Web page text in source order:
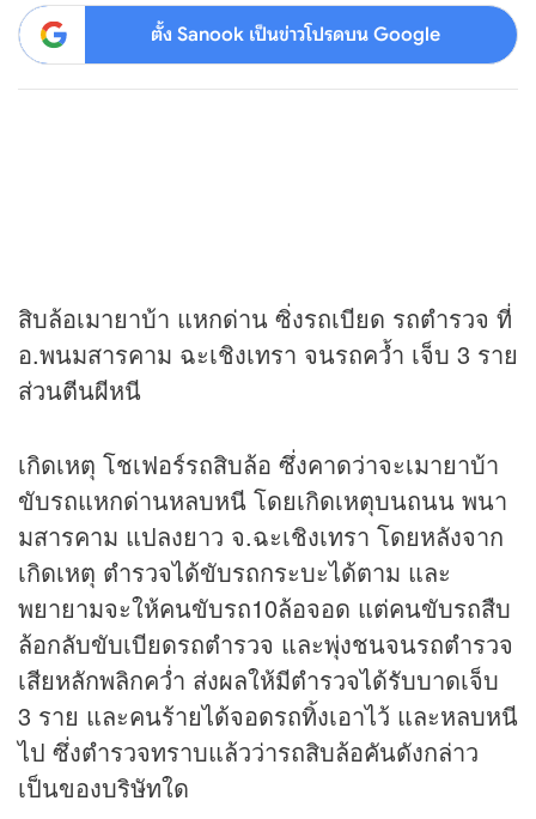
ตั้ง Sanook เป็นข่าวโปรดบน Google
สิบล้อเมายาบ้า แหกด่าน ซิ่งรถเบียด รถตำรวจ ที่
อ.พนมสารคาม ฉะเชิงเทรา จนรถคว้ำ เจ็บ 3 ราย
ส่วนตีนผีหนี
เกิดเหตุ โชเฟอร์รถสิบล้อ ซึ่งคาดว่าจะเมายาบ้า
ขับรถแหกด่านหลบหนี โดยเกิดเหตุบนถนน พนา
มสารคาม แปลงยาว จ.ฉะเชิงเทรา โดยหลังจาก
เกิดเหตุ ตำรวจได้ขับรถกระบะได้ตาม และ
พยายามจะให้คนขับรถ10ล้อจอด แต่คนขับรถสืบ
ล้อกลับขับเบียดรถตำรวจ และพุ่งชนจนรถตำรวจ
เสียหลักพลิกคว่ำ ส่งผลให้มีตำรวจได้รับบาดเจ็บ
3 ราย และคนร้ายได้จอดรถทิ้งเอาไว้ และหลบหนี
ไป ซึ่งตำรวจทราบแล้วว่ารถสิบล้อคันดังกล่าว
เป็นของบริษัทใด